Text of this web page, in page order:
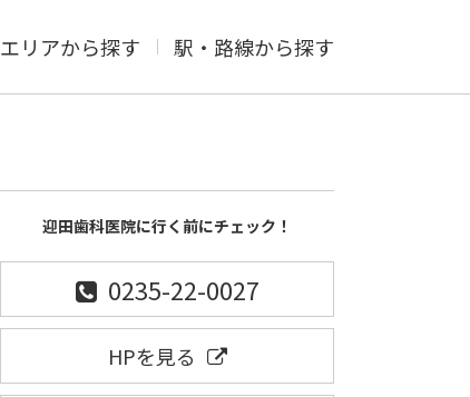
エリアから探す 駅・路線から探す
迎田歯科医院に行く前にチェック！
0235-22-0027
HPを見る